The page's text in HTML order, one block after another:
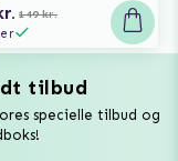
149 kr.
tilbud
specielle tilbud og